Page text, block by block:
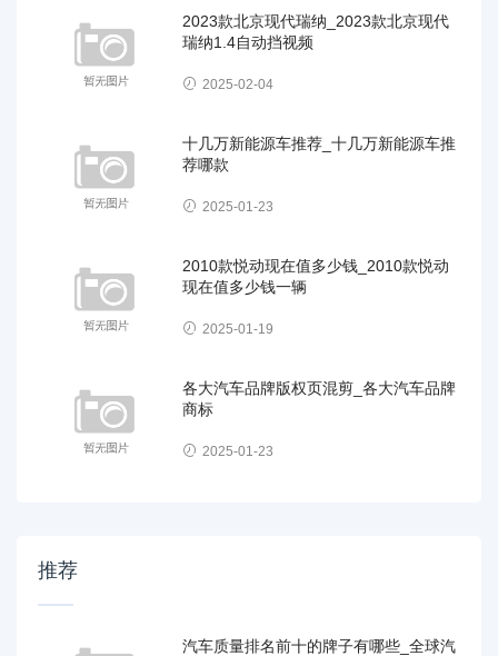
2023款北京现代瑞纳_2023款北京现代
瑞纳1.4自动挡视频
2025-02-04
十几万新能源车推荐_十几万新能源车推
荐哪款
2025-01-23
2010款悦动现在值多少钱_2010款悦动
现在值多少钱一辆
2025-01-19
各大汽车品牌版权页混剪_各大汽车品牌
商标
2025-01-23
推荐
汽车质量排名前十的牌子有哪些_全球汽